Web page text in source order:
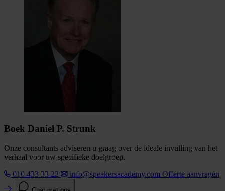
Boek Daniel P. Strunk
Onze consultants adviseren u graag over de ideale invulling van het
verhaal voor uw specifieke doelgroep.
010 433 33 22
info@speakersacademy.com Offerte aanvragen